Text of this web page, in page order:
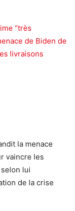
“très
de Biden de
livraisons
la menace
vaincre les
lui
de la crise